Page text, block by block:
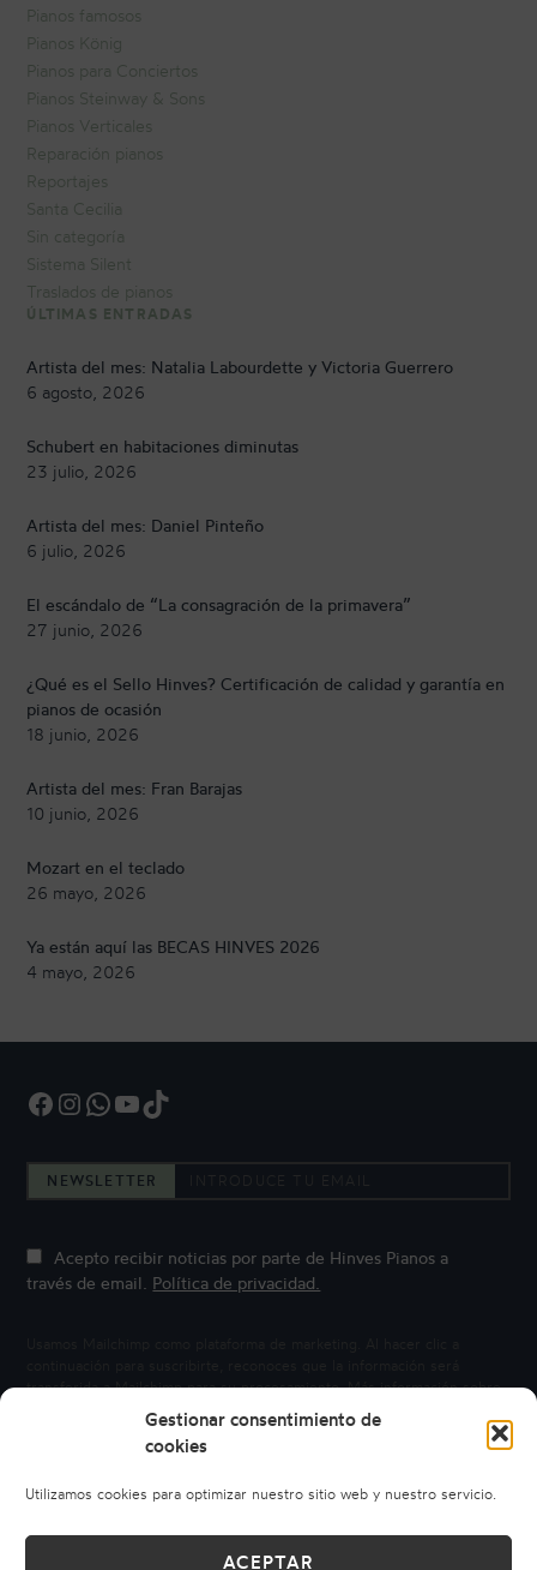
Gestionar consentimiento de
cookies
Utilizamos cookies para optimizar nuestro sitio web y nuestro servicio.
ACEPTAR
Pianos famosos
Pianos König
Pianos para Conciertos
Pianos Steinway & Sons
Pianos Verticales
Reparación pianos
Reportajes
Santa Cecilia
Sin categoría
Sistema Silent
Traslados de pianos
ÚLTIMAS ENTRADAS
Artista del mes: Natalia Labourdette y Victoria Guerrero
6 agosto, 2026
Schubert en habitaciones diminutas
23 julio, 2026
Artista del mes: Daniel Pinteño
6 julio, 2026
El escándalo de “La consagración de la primavera”
27 junio, 2026
¿Qué es el Sello Hinves? Certificación de calidad y garantía en
pianos de ocasión
18 junio, 2026
Artista del mes: Fran Barajas
10 junio, 2026
Mozart en el teclado
26 mayo, 2026
Ya están aquí las BECAS HINVES 2026
4 mayo, 2026
Facebook InstagramWhatsApp YouTube TikTok
NEWSLETTER
Acepto recibir noticias por parte de Hinves Pianos a
través de email. Política de privacidad.
transferida a Mailchimp para su procesamiento.Más información sobre
la privacidad de Mailchimp.